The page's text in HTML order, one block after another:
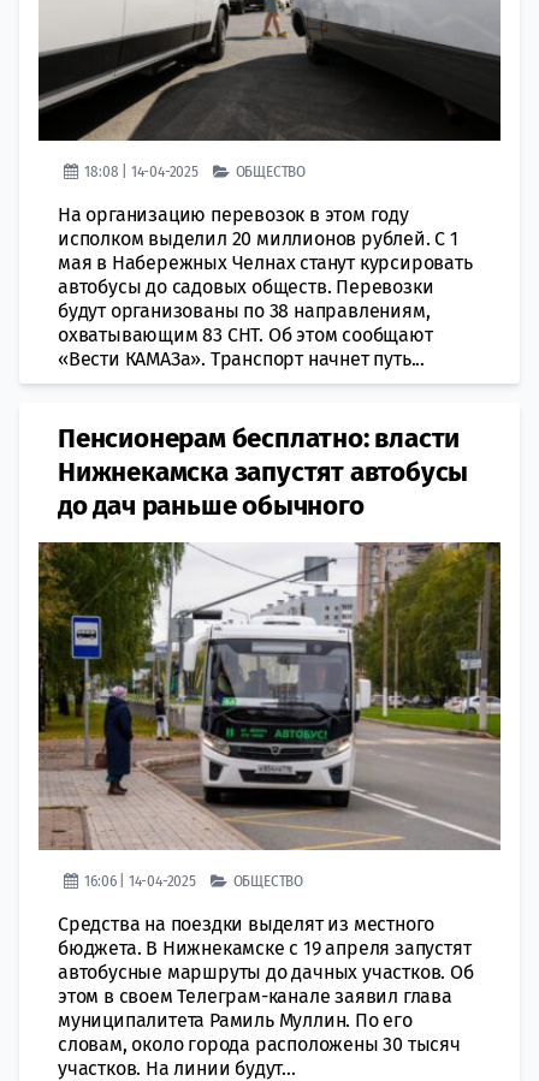
18:08 | 14-04-2025 ОБЩЕСТВО
На организацию перевозок в этом году
исполком выделил 20 миллионов рублей. С 1
мая в Набережных Челнах станут курсировать
автобусы до садовых обществ. Перевозки
будут организованы по 38 направлениям,
охватывающим 83 СНТ. Об этом сообщают
«Вести КАМАЗа». Транспорт начнет путь...
Пенсионерам бесплатно: власти
Нижнекамска запустят автобусы
до дач раньше обычного
16:06 | 14-04-2025 ОБЩЕСТВО
Средства на поездки выделят из местного
бюджета. В Нижнекамске с 19 апреля запустят
автобусные маршруты до дачных участков. Об
этом в своем Телеграм-канале заявил глава
муниципалитета Рамиль Муллин. По его
словам, около города расположены 30 тысяч
участков. На линии будут...